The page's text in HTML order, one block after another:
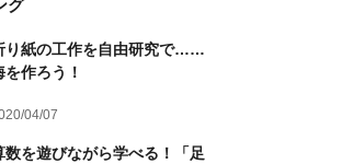
グ
り紙の工作を自由研究で……
を作ろう！
04/07
数を遊びながら学べる！「足